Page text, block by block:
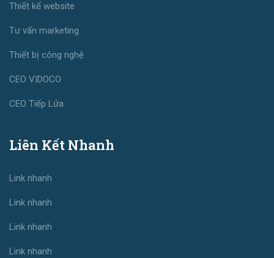
Thiết kế website
Tư vấn marketing
Thiết bị công nghệ
CEO VIDOCO
CEO Tiếp Lửa
Liên Kết Nhanh
Link nhanh
Link nhanh
Link nhanh
Link nhanh